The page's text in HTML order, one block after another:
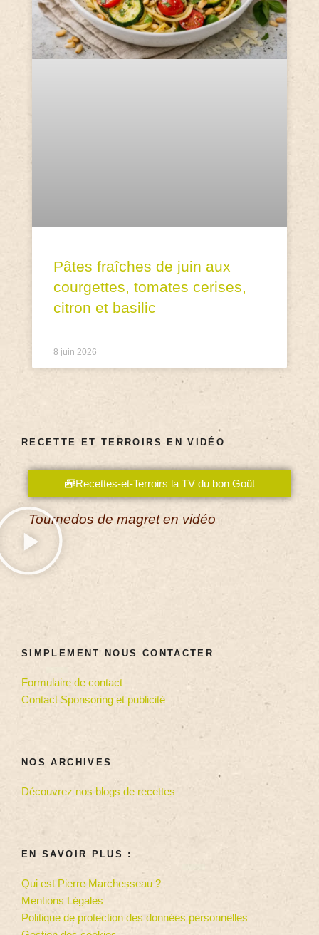
Pâtes fraîches de juin aux
courgettes, tomates cerises,
citron et basilic
8 juin 2026
RECETTE ET TERROIRS EN VIDÉO
Recettes-et-Terroirs la TV du bon Goût
Tournedos de magret en vidéo
SIMPLEMENT NOUS CONTACTER
Formulaire de contact
Contact Sponsoring et publicité
NOS ARCHIVES
Découvrez nos blogs de recettes
EN SAVOIR PLUS :
Qui est Pierre Marchesseau ?
Mentions Légales
Politique de protection des données personnelles